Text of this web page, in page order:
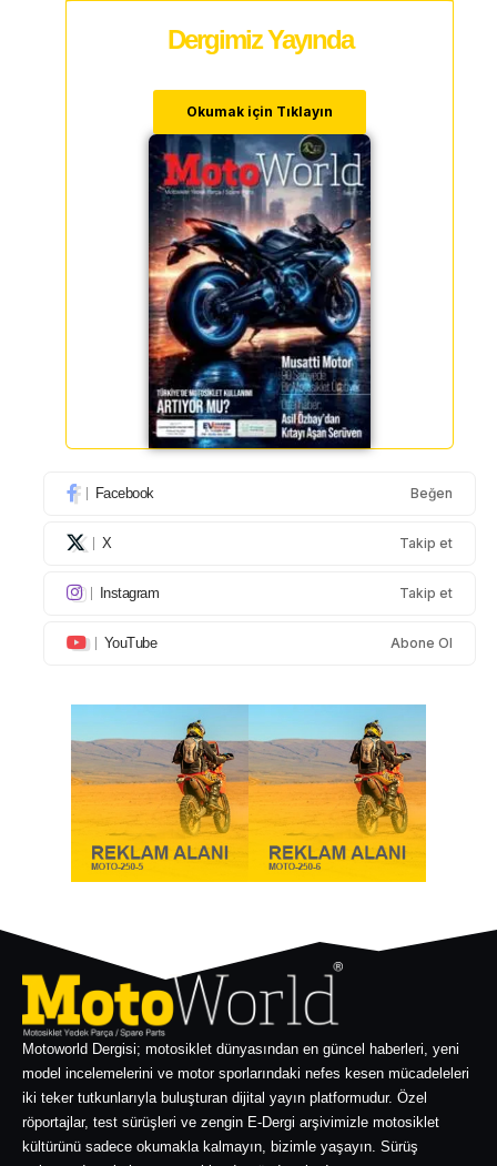
Dergimiz Yayında
Okumak için Tıklayın
Facebook Beğen
X Takip et
Instagram Takip et
YouTube Abone Ol
Motoworld Dergisi; motosiklet dünyasından en güncel haberleri, yeni
model incelemelerini ve motor sporlarındaki nefes kesen mücadeleleri
iki teker tutkunlarıyla buluşturan dijital yayın platformudur. Özel
röportajlar, test sürüşleri ve zengin E-Dergi arşivimizle motosiklet
kültürünü sadece okumakla kalmayın, bizimle yaşayın. Sürüş